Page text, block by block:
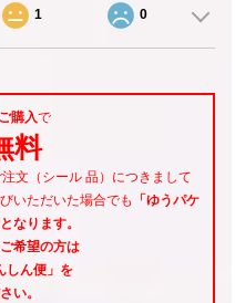
1 0
購入で
料
文（シール 品）につきまして
いただいた場合でも
「ゆうパケ
なります。
希望の方は
ん便」 を
い。